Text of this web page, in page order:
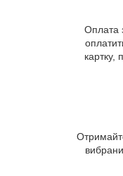
Оплата
картку,